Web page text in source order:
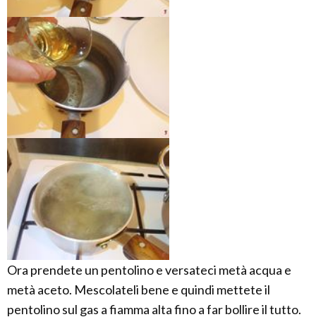
Ora prendete un pentolino e versateci metà acqua e
metà aceto. Mescolateli bene e quindi mettete il
pentolino sul gas a fiamma alta fino a far bollire il tutto.